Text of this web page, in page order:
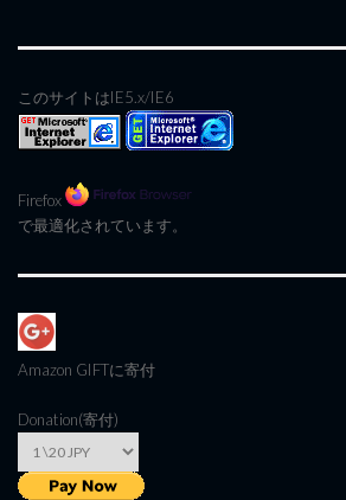
このサイトはIE5.x/IE6
Firefox
で最適化されています。
Amazon GIFTに寄付
Donation(寄付)